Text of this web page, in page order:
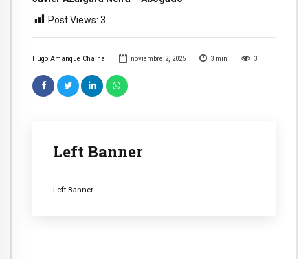
Hugo Amanque Chaiña noviembre 2, 2025 3 min 3
Left Banner
Left Banner
Post Views: 3